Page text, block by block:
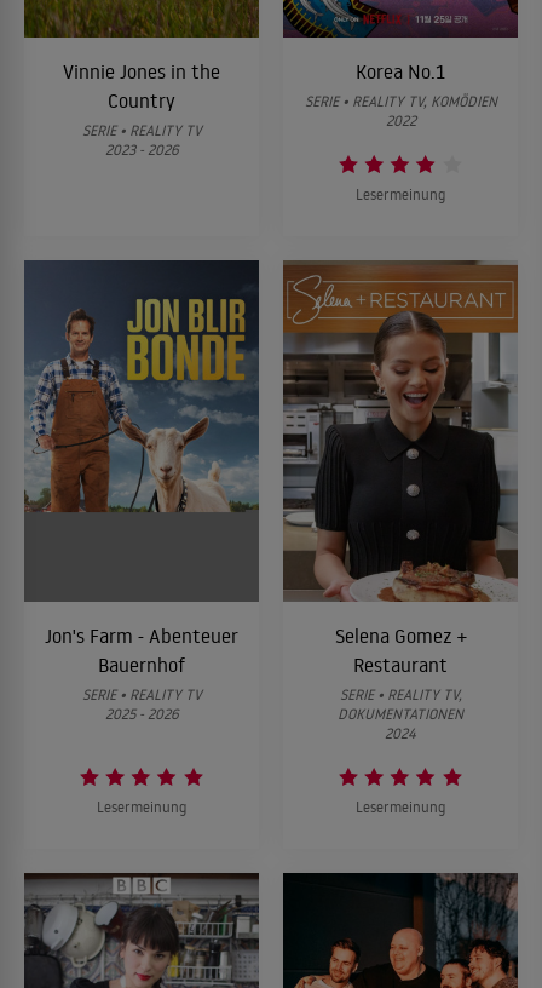
Vinnie Jones in the
Country
SERIE • REALITY TV
2023 - 2026
Korea No.1
SERIE • REALITY TV, KOMÖDIEN
2022
Lesermeinung
Jon's Farm - Abenteuer
Bauernhof
SERIE • REALITY TV
2025 - 2026
Lesermeinung
Selena Gomez +
Restaurant
SERIE • REALITY TV,
DOKUMENTATIONEN
2024
Lesermeinung